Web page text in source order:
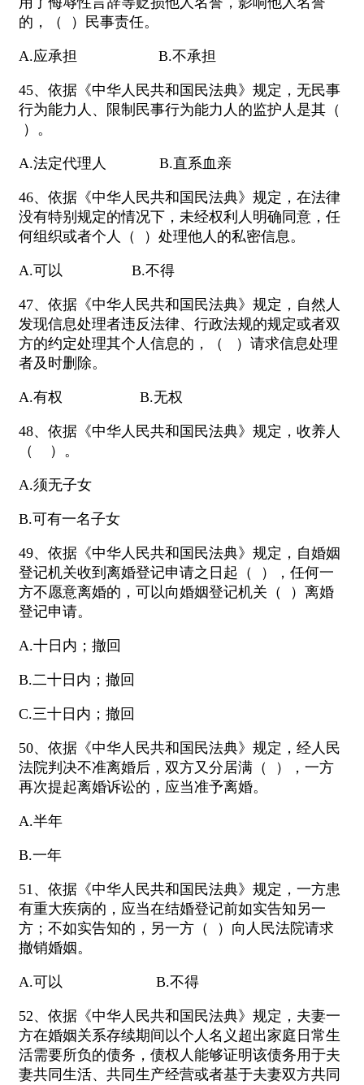
的，（ ）民事责任。
A.应承担 B.不承担
45、依据《中华人民共和国民法典》规定，无民事
行为能力人、限制民事行为能力人的监护人是其（
）。
A.法定代理人 B.直系血亲
46、依据《中华人民共和国民法典》规定，在法律
没有特别规定的情况下，未经权利人明确同意，任
何组织或者个人（ ）处理他人的私密信息。
A.可以 B.不得
47、依据《中华人民共和国民法典》规定，自然人
发现信息处理者违反法律、行政法规的规定或者双
方的约定处理其个人信息的，（ ）请求信息处理
者及时删除。
A.有权 B.无权
48、依据《中华人民共和国民法典》规定，收养人
（ ）。
A.须无子女
B.可有一名子女
49、依据《中华人民共和国民法典》规定，自婚姻
登记机关收到离婚登记申请之日起（ ），任何一
方不愿意离婚的，可以向婚姻登记机关（ ）离婚
登记申请。
A.十日内；撤回
B.二十日内；撤回
C.三十日内；撤回
50、依据《中华人民共和国民法典》规定，经人民
法院判决不准离婚后，双方又分居满（ ），一方
再次提起离婚诉讼的，应当准予离婚。
A.半年
B.一年
51、依据《中华人民共和国民法典》规定，一方患
有重大疾病的，应当在结婚登记前如实告知另一
方；不如实告知的，另一方（ ）向人民法院请求
撤销婚姻。
A.可以 B.不得
52、依据《中华人民共和国民法典》规定，夫妻一
方在婚姻关系存续期间以个人名义超出家庭日常生
活需要所负的债务，债权人能够证明该债务用于夫
妻共同生活、共同生产经营或者基于夫妻双方共同